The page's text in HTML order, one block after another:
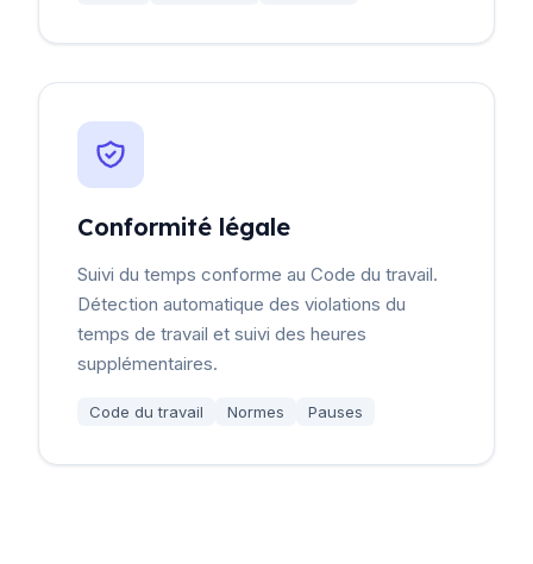
Conformité légale
Suivi du temps conforme au Code du travail.
Détection automatique des violations du
temps de travail et suivi des heures
supplémentaires.
Code du travail Normes Pauses